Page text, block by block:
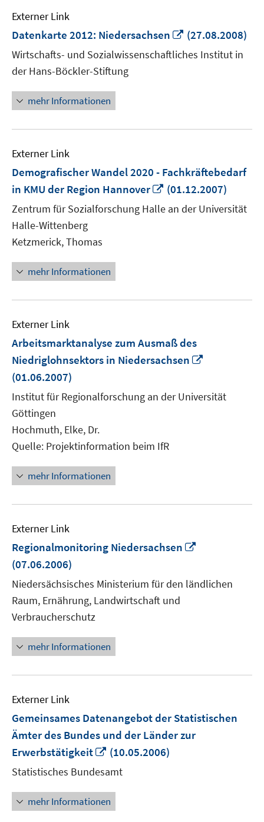
Externer Link
Datenkarte 2012: Niedersachsen
In
Fenster
(27.08.2008)
Wirtschafts- und Sozialwissenschaftliches Institut in
der Hans-Böckler-Stiftung
mehr Informationen
Externer Link
Demografischer Wandel 2020 - Fachkräftebedarf
in KMU der Region Hannover
In
neuem
Fenster
(01.12.2007)
Zentrum für Sozialforschung Halle an der Universität
Halle-Wittenberg
Ketzmerick, Thomas
mehr Informationen
Externer Link
Arbeitsmarktanalyse zum Ausmaß des
Niedriglohnsektors in Niedersachsen
öffnen
(01.06.2007)
Institut für Regionalforschung an der Universität
Göttingen
Hochmuth, Elke, Dr.
Quelle: Projektinformation beim IfR
mehr Informationen
Externer Link
Regionalmonitoring Niedersachsen
öffnen
(07.06.2006)
Niedersächsisches Ministerium für den ländlichen
Raum, Ernährung, Landwirtschaft und
Verbraucherschutz
mehr Informationen
Externer Link
Gemeinsames Datenangebot der Statistischen
Ämter des Bundes und der Länder zur
Erwerbstätigkeit
In
Fenster
öffnen
(10.05.2006)
Statistisches Bundesamt
mehr Informationen